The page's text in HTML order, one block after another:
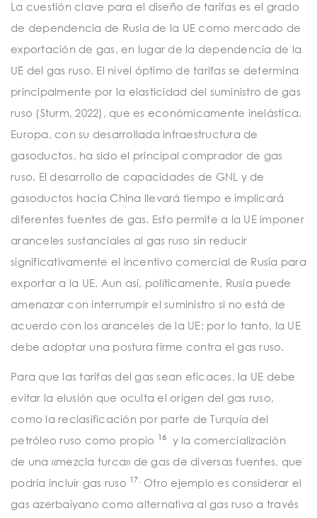
La cuestión clave para el diseño de tarifas es el grado
de dependencia de Rusia de la UE como mercado de
exportación de gas, en lugar de la dependencia de la
UE del gas ruso. El nivel óptimo de tarifas se determina
principalmente por la elasticidad del suministro de gas
ruso (Sturm, 2022), que es económicamente inelástica.
Europa, con su desarrollada infraestructura de
gasoductos, ha sido el principal comprador de gas
ruso. El desarrollo de capacidades de GNL y de
gasoductos hacia China llevará tiempo e implicará
diferentes fuentes de gas. Esto permite a la UE imponer
aranceles sustanciales al gas ruso sin reducir
significativamente el incentivo comercial de Rusia para
exportar a la UE. Aun así, políticamente, Rusia puede
amenazar con interrumpir el suministro si no está de
acuerdo con los aranceles de la UE; por lo tanto, la UE
debe adoptar una postura firme contra el gas ruso.
Para que las tarifas del gas sean eficaces, la UE debe
evitar la elusión que oculta el origen del gas ruso,
como la reclasificación por parte de Turquía del
petróleo ruso como propio 16
y la comercialización
de una «mezcla turca» de gas de diversas fuentes, que
podría incluir gas ruso 17. Otro ejemplo es considerar el
gas azerbaiyano como alternativa al gas ruso a través